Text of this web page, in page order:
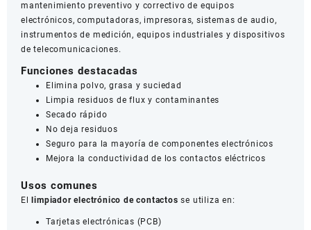
mantenimiento preventivo y correctivo de equipos
electrónicos, computadoras, impresoras, sistemas de audio,
instrumentos de medición, equipos industriales y dispositivos
de telecomunicaciones.
Funciones destacadas
Elimina polvo, grasa y suciedad
Limpia residuos de flux y contaminantes
Secado rápido
No deja residuos
Seguro para la mayoría de componentes electrónicos
Mejora la conductividad de los contactos eléctricos
Usos comunes
El limpiador electrónico de contactos se utiliza en:
Tarjetas electrónicas (PCB)